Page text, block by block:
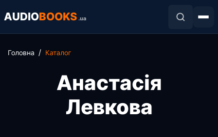
AUDIOBOOKS .ua
Головна Каталог
Анастасія
Левкова